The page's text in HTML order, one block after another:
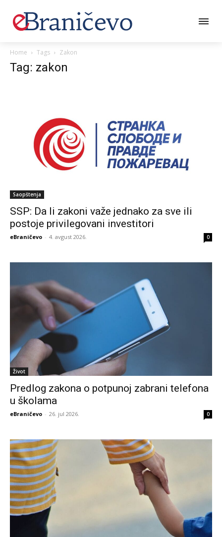
Home Tags Zakon
Tag: zakon
Saopštenja
SSP: Da li zakoni važe jednako za sve ili
postoje privilegovani investitori
eBraničevo - 4. avgust 2026. 0
Život
Predlog zakona o potpunoj zabrani telefona
u školama
eBraničevo - 26. jul 2026. 0